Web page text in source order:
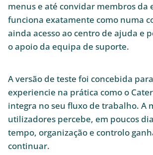
menus e até convidar membros da
funciona exatamente como numa
ainda acesso ao centro de ajuda e
o apoio da equipa de suporte.
A versão de teste foi concebida
experiencie na prática como o
integra no seu fluxo de trabalho. A
utilizadores percebe, em poucos
tempo, organização e controlo
continuar.